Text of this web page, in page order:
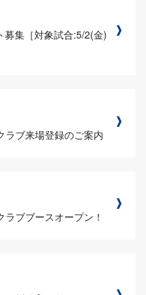
募集［対象試合:5/2(金)
ラブ来場登録のご案内
ブブースオープン！